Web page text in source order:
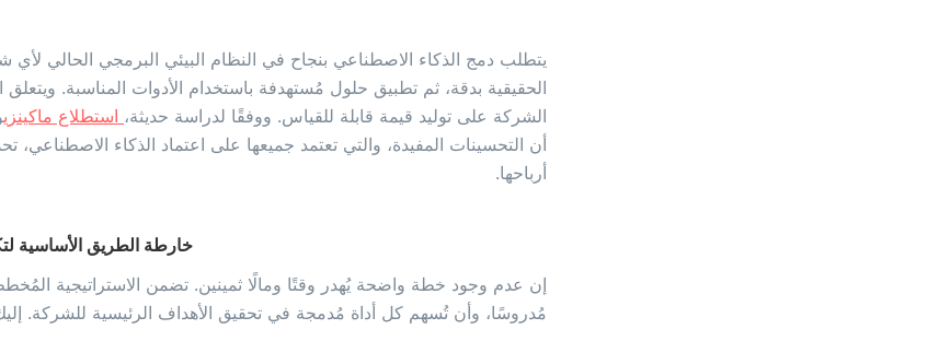
يتطلب دمج الذكاء الاصطناعي بنجاح في النظام البيئي البرمجي الحالي لأي
الحقيقية بدقة، ثم تطبيق حلول مُستهدفة باستخدام الأدوات المناسبة.
الشركة على توليد قيمة قابلة للقياس. ووفقًا لدراسة حديثة، استطلاع ماكينزي
أن التحسينات المفيدة، والتي تعتمد جميعها على اعتماد الذكاء الاصطناعي،
أرباحها.
خارطة الطريق الأساسية
إن عدم وجود خطة واضحة يُهدر وقتًا ومالًا ثمينين. تضمن الاستراتيجية
مُدروسًا، وأن تُسهم كل أداة مُدمجة في تحقيق الأهداف الرئيسية للشركة.